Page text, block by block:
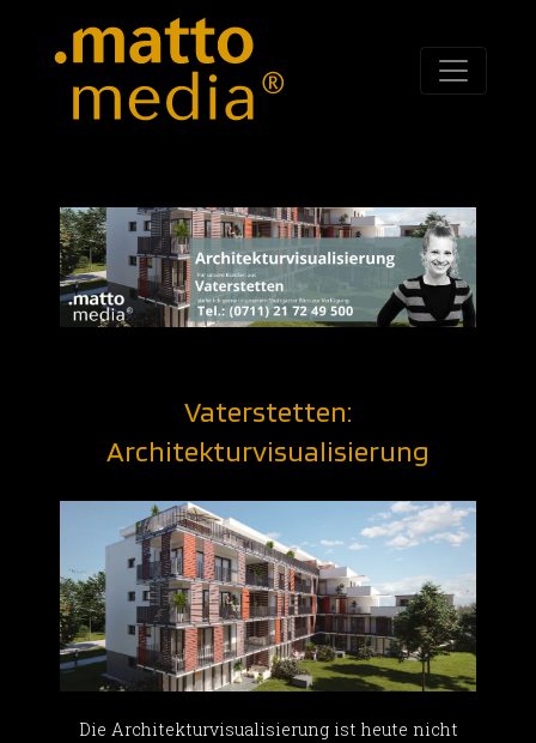
Vaterstetten:
Architekturvisualisierung
Die Architekturvisualisierung ist heute nicht